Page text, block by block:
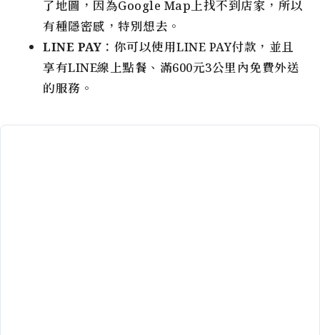
了地圖，因為Google Map上找不到店家，所以
有種隱密感，特別想去。
LINE PAY ：你可以使用LINE PAY付款，並且
享有LINE線上點餐、滿600元3公里內免費外送
的服務。